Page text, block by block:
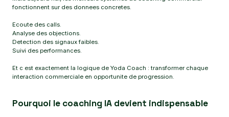
fonctionnent sur des donnees concretes.
Ecoute des calls.
Analyse des objections.
Detection des signaux faibles.
Suivi des performances.
Et c est exactement la logique de Yoda Coach : transformer chaque
interaction commerciale en opportunite de progression.
Pourquoi le coaching IA devient indispensable